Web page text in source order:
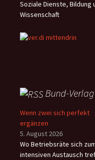
Soziale Dienste, Bildung
Wissenschaft
Bund-Verlag
Wenn zwei sich perfekt
ergänzen
5. August 2026
Wo Betriebsräte sich
intensiven Austausch